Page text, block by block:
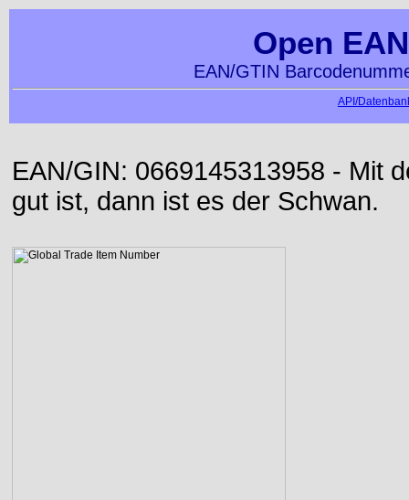
Open
EAN/GTIN
API/
EAN/GIN: 0669145313958 - Mit
gut ist, dann ist es der Schwan.